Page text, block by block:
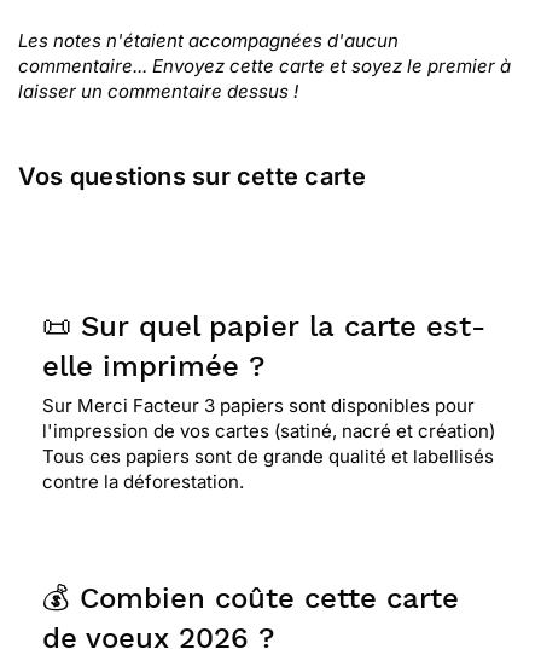
Les notes n'étaient accompagnées d'aucun
commentaire... Envoyez cette carte et soyez le premier à
laisser un commentaire dessus !
Vos questions sur cette carte
📜 Sur quel papier la carte est-
elle imprimée ?
Sur Merci Facteur 3 papiers sont disponibles pour
l'impression de vos cartes (satiné, nacré et création)
Tous ces papiers sont de grande qualité et labellisés
contre la déforestation.
💰 Combien coûte cette carte
de voeux 2026 ?